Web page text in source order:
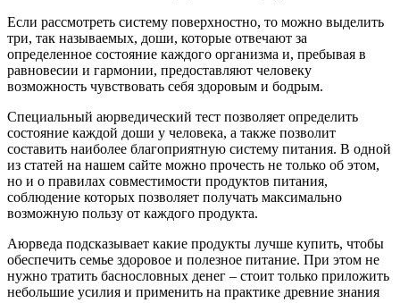
Если рассмотреть систему поверхностно, то можно выделить
три, так называемых, доши, которые отвечают за
определенное состояние каждого организма и, пребывая в
равновесии и гармонии, предоставляют человеку
возможность чувствовать себя здоровым и бодрым.
Специальный аюрведический тест позволяет определить
состояние каждой доши у человека, а также позволит
составить наиболее благоприятную систему питания. В одной
из статей на нашем сайте можно прочесть не только об этом,
но и о правилах совместимости продуктов питания,
соблюдение которых позволяет получать максимально
возможную пользу от каждого продукта.
Аюрведа подсказывает какие продукты лучше купить, чтобы
обеспечить семье здоровое и полезное питание. При этом не
нужно тратить баснословных денег – стоит только приложить
небольшие усилия и применить на практике древние знания